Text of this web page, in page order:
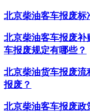
北京柴油客车报废
北京柴油客车报废补
车报废规定有哪些？
北京柴油货车报废
报废？
北京柴油客车报废政